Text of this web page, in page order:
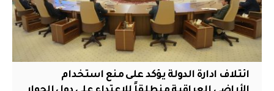
ائتلاف ادارة الدولة يؤكد على منع استخدام